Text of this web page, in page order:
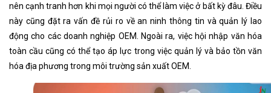
nên cạnh tranh hơn khi mọi người có thể làm việc ở bất kỳ đâu. Điều
này cũng đặt ra vấn đề rủi ro về an ninh thông tin và quản lý lao
động cho các doanh nghiệp OEM. Ngoài ra, việc hội nhập văn hóa
toàn cầu cũng có thể tạo áp lực trong việc quản lý và bảo tồn văn
hóa địa phương trong môi trường sản xuất OEM.